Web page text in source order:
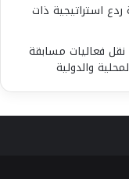
استراتيجية ذات
نقل فعاليات مسابقة
والدولية